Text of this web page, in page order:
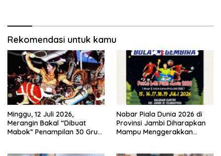
Rekomendasi untuk kamu
Minggu, 12 Juli 2026,
Merangin Bakal “Dibuat
Mabok” Penampilan 30 Grup
Nobar Piala Dunia 2026 di
Provinsi Jambi Diharapkan
Mampu Menggerakkan